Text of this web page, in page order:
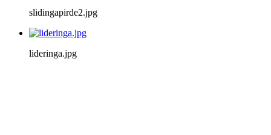
slidingapirde2.jpg
lideringa.jpg